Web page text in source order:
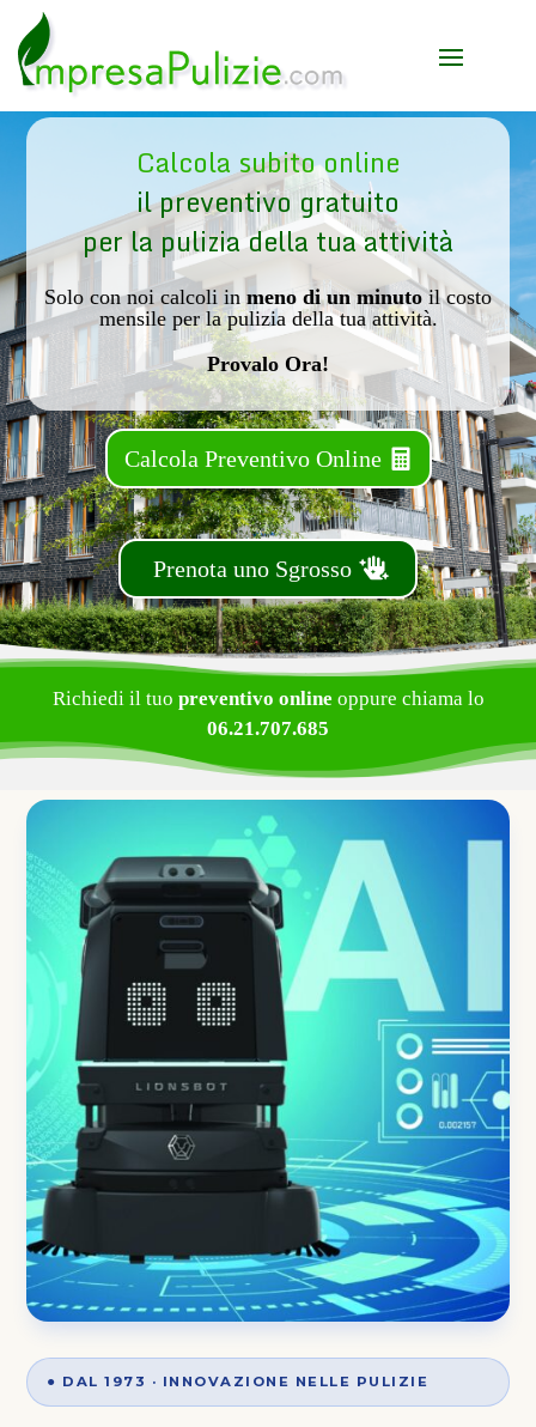
Calcola subito online
il preventivo gratuito
per la pulizia della tua attività
Solo con noi calcoli in meno di un minutoil costo
mensile per la pulizia della tua attività.
Provalo Ora!
Calcola Preventivo Online
Prenota uno Sgrosso
Richiedi il tuo preventivo online oppure chiama lo
06.21.707.685
● DAL 1973 · INNOVAZIONE NELLE PULIZIE